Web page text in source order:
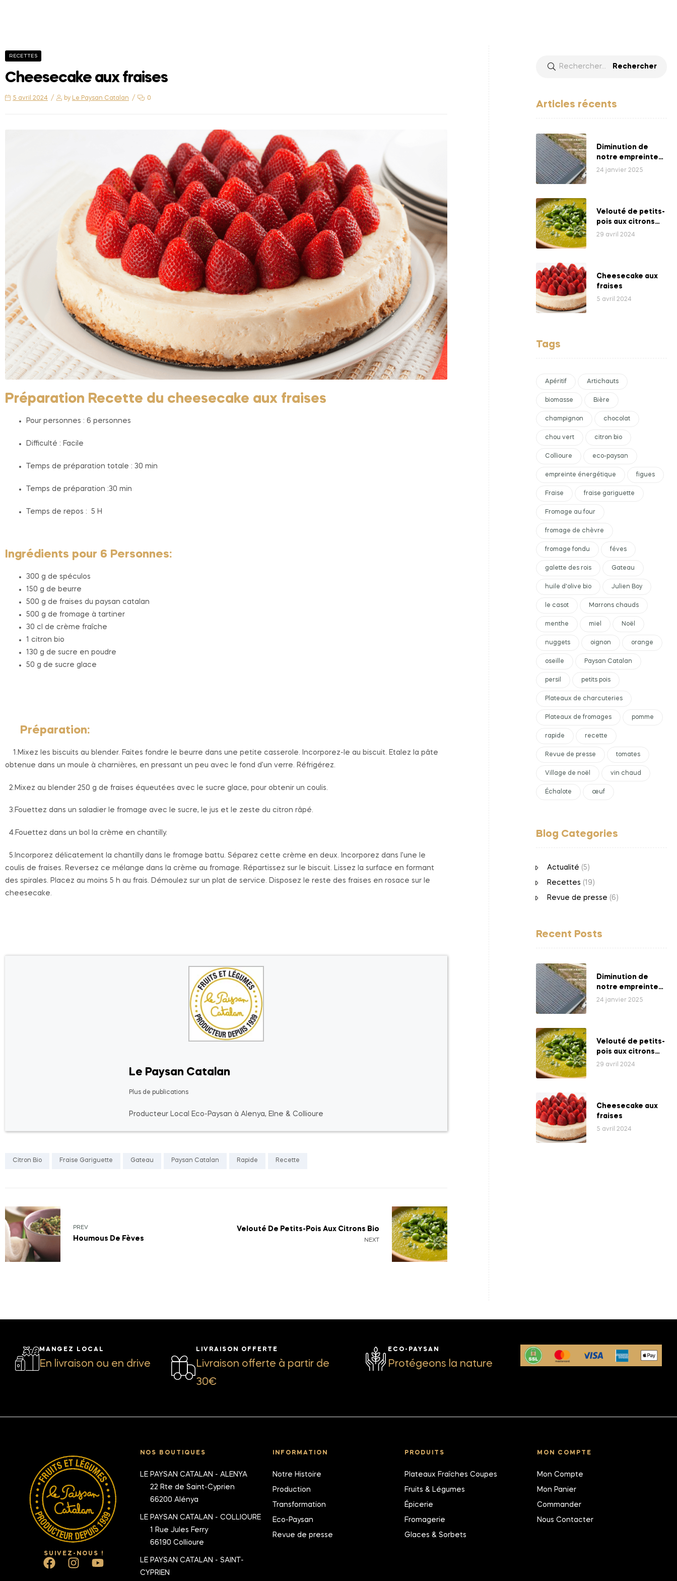
RECETTES
Cheesecake aux fraises
5 avril 2024 by Le Paysan Catalan 0
Préparation Recette du cheesecake aux fraises
Pour personnes : 6 personnes
Difficulté : Facile
Temps de préparation totale : 30 min
Temps de préparation :30 min
Temps de repos : 5 H
Ingrédients pour 6 Personnes:
300 g de spéculos
150 g de beurre
500 g de fraises du paysan catalan
500 g de fromage à tartiner
30 cl de crème fraîche
1 citron bio
130 g de sucre en poudre
50 g de sucre glace
Préparation:
1.Mixez les biscuits au blender. Faites fondre le beurre dans une petite casserole. Incorporez-le au biscuit. Etalez la pâte
obtenue dans un moule à charnières, en pressant un peu avec le fond d’un verre. Réfrigérez.
2.Mixez au blender 250 g de fraises équeutées avec le sucre glace, pour obtenir un coulis.
3.Fouettez dans un saladier le fromage avec le sucre, le jus et le zeste du citron râpé.
4.Fouettez dans un bol la crème en chantilly.
5.Incorporez délicatement la chantilly dans le fromage battu. Séparez cette crème en deux. Incorporez dans l’une le
coulis de fraises. Reversez ce mélange dans la crème au fromage. Répartissez sur le biscuit. Lissez la surface en formant
des spirales. Placez au moins 5 h au frais. Démoulez sur un plat de service. Disposez le reste des fraises en rosace sur le
cheesecake.
Le Paysan Catalan
Plus de publications
Producteur Local Eco-Paysan à Alenya, Elne & Collioure
Citron Bio Fraise Gariguette Gateau Paysan Catalan Rapide Recette
PREV
Houmous De Fèves NEXT
Velouté De Petits-Pois Aux Citrons Bio
Articles récents
Diminution de
notre empreinte
énergétique
24 janvier 2025
Velouté de petits-
pois aux citrons
bio
29 avril 2024
Cheesecake aux
fraises
5 avril 2024
Tags
Apéritif Artichauts
biomasse Bière
champignon chocolat
chou vert citron bio
Collioure eco-paysan
empreinte énergétique figues
Fraise fraise gariguette
Fromage au four
fromage de chèvre
fromage fondu féves
galette des rois Gateau
huile d'olive bio Julien Boy
le casot Marrons chauds
menthe miel Noël
nuggets oignon orange
oseille Paysan Catalan
persil petits pois
Plateaux de charcuteries
Plateaux de fromages pomme
rapide recette
Revue de presse tomates
Village de noël vin chaud
Échalote œuf
Blog Categories
Actualité (5)
Recettes (19)
Revue de presse (6)
Recent Posts
Diminution de
notre empreinte
énergétique
24 janvier 2025
Velouté de petits-
pois aux citrons
bio
29 avril 2024
Cheesecake aux
fraises
5 avril 2024
MANGEZ LOCAL
En livraison ou en drive
LIVRAISON OFFERTE
Livraison offerte à partir de
30€
ECO-PAYSAN
Protégeons la nature
SUIVEZ-NOUS !
NOS BOUTIQUES
LE PAYSAN CATALAN - ALENYA
22 Rte de Saint-Cyprien
66200 Alénya
LE PAYSAN CATALAN - COLLIOURE
1 Rue Jules Ferry
66190 Collioure
LE PAYSAN CATALAN - SAINT-
CYPRIEN
INFORMATION
Notre Histoire
Production
Transformation
Eco-Paysan
Revue de presse
PRODUITS
Plateaux Fraîches Coupes
Fruits & Légumes
Épicerie
Fromagerie
Glaces & Sorbets
MON COMPTE
Mon Compte
Mon Panier
Commander
Nous Contacter